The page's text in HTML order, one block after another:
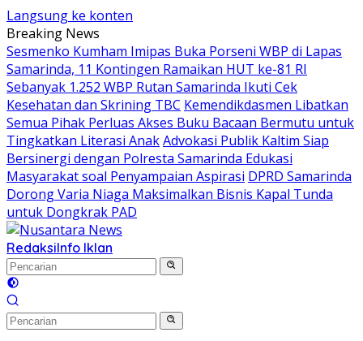
Langsung ke konten
Breaking News
Sesmenko Kumham Imipas Buka Porseni WBP di Lapas
Samarinda, 11 Kontingen Ramaikan HUT ke-81 RI
Sebanyak 1.252 WBP Rutan Samarinda Ikuti Cek
Kesehatan dan Skrining TBC Kemendikdasmen Libatkan
Semua Pihak Perluas Akses Buku Bacaan Bermutu untuk
Tingkatkan Literasi AnakAdvokasi Publik Kaltim Siap
Bersinergi dengan Polresta Samarinda Edukasi
Masyarakat soal Penyampaian Aspirasi DPRD Samarinda
Dorong Varia Niaga Maksimalkan Bisnis Kapal Tunda
untuk Dongkrak PAD
RedaksiInfo Iklan